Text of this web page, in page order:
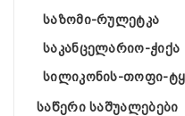
საზომი-რულეტკა
საკანცელარიო-ჭიქა
სილიკონის-თოფი-
საწერი საშუალებები